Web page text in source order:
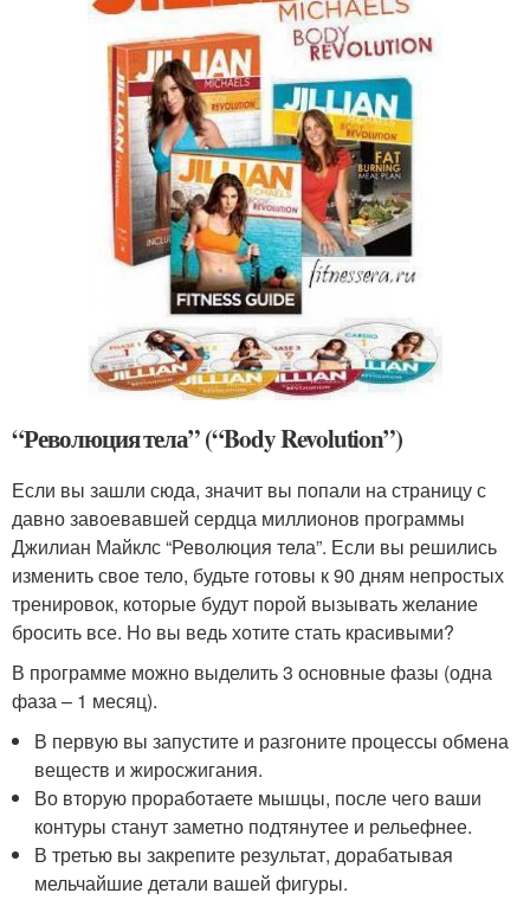
“Революция тела” (“Body Revolution”)
Если вы зашли сюда, значит вы попали на страницу с
давно завоевавшей сердца миллионов программы
Джилиан Майклс “Революция тела”. Если вы решились
изменить свое тело, будьте готовы к 90 дням непростых
тренировок, которые будут порой вызывать желание
бросить все. Но вы ведь хотите стать красивыми?
В программе можно выделить 3 основные фазы (одна
фаза – 1 месяц).
В первую вы запустите и разгоните процессы обмена
веществ и жиросжигания.
Во вторую проработаете мышцы, после чего ваши
контуры станут заметно подтянутее и рельефнее.
В третью вы закрепите результат, дорабатывая
мельчайшие детали вашей фигуры.